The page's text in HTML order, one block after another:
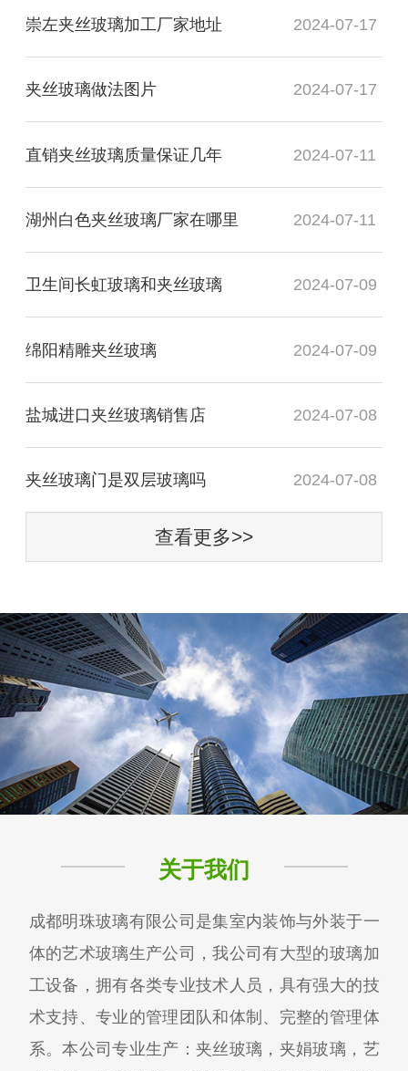
崇左夹丝玻璃加工厂家地址 2024-07-17
夹丝玻璃做法图片 2024-07-17
直销夹丝玻璃质量保证几年 2024-07-11
湖州白色夹丝玻璃厂家在哪里 2024-07-11
卫生间长虹玻璃和夹丝玻璃 2024-07-09
绵阳精雕夹丝玻璃 2024-07-09
盐城进口夹丝玻璃销售店 2024-07-08
夹丝玻璃门是双层玻璃吗 2024-07-08
查看更多>>
关于我们
成都明珠玻璃有限公司是集室内装饰与外装于一
体的艺术玻璃生产公司，我公司有大型的玻璃加
工设备，拥有各类专业技术人员，具有强大的技
术支持、专业的管理团队和体制、完整的管理体
系。本公司专业生产：夹丝玻璃，夹娟玻璃，艺